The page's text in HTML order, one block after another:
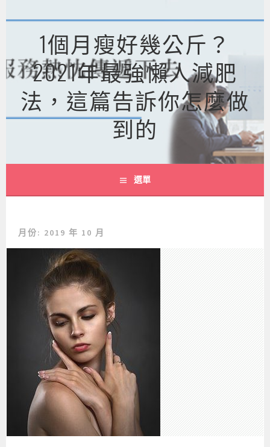
至
內
容
1個月瘦好幾公斤？
2021年最強懶人減肥
法，這篇告訴你怎麼做
到的
選單
月份: 2019 年 10 月